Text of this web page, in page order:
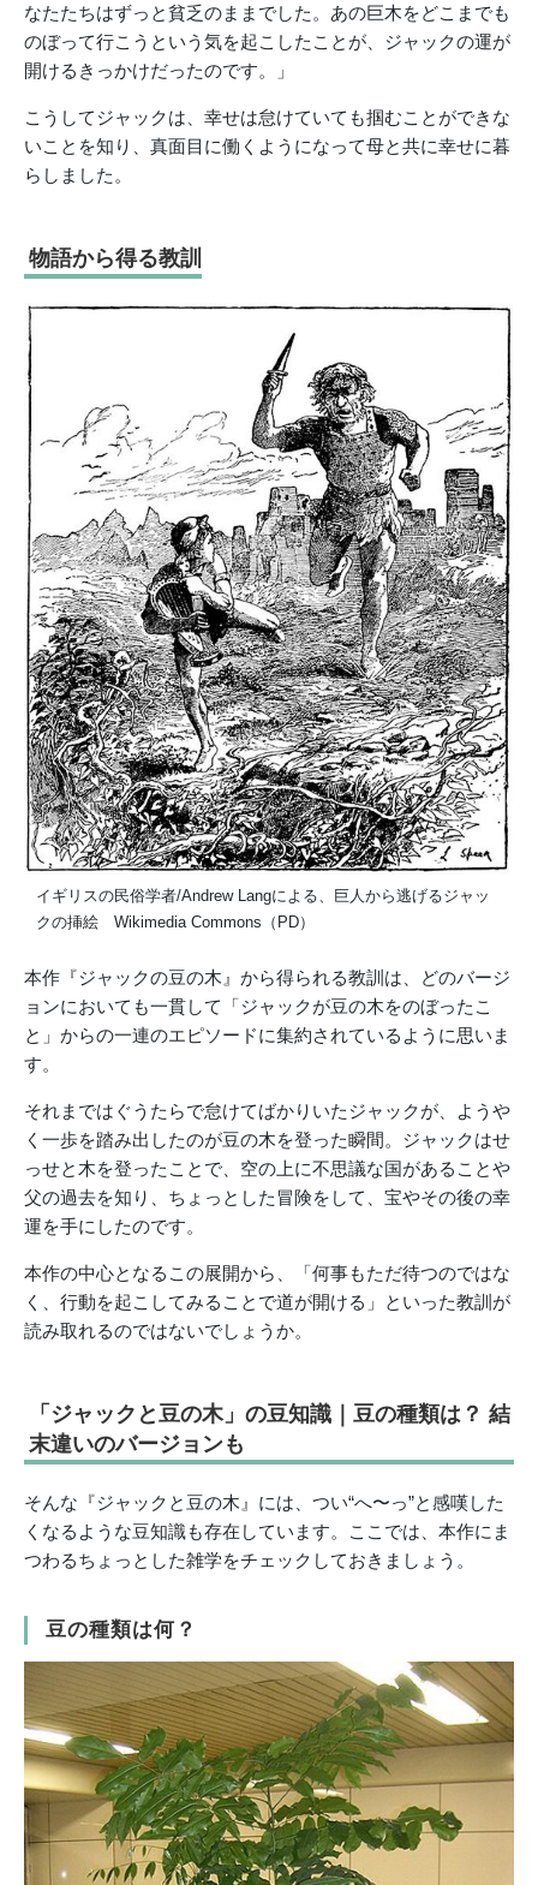
なたたちはずっと貧乏のままでした。あの巨木をどこまでも
のぼって行こうという気を起こしたことが、ジャックの運が
開けるきっかけだったのです。」
こうしてジャックは、幸せは怠けていても掴むことができな
いことを知り、真面目に働くようになって母と共に幸せに暮
らしました。
物語から得る教訓
イギリスの民俗学者/Andrew Langによる、巨人から逃げるジャッ
クの挿絵 Wikimedia Commons（PD）
本作『ジャックの豆の木』から得られる教訓は、どのバージ
ョンにおいても一貫して「ジャックが豆の木をのぼったこ
と」からの一連のエピソードに集約されているように思いま
す。
それまではぐうたらで怠けてばかりいたジャックが、ようや
く一歩を踏み出したのが豆の木を登った瞬間。ジャックはせ
っせと木を登ったことで、空の上に不思議な国があることや
父の過去を知り、ちょっとした冒険をして、宝やその後の幸
運を手にしたのです。
本作の中心となるこの展開から、「何事もただ待つのではな
く、行動を起こしてみることで道が開ける」といった教訓が
読み取れるのではないでしょうか。
「ジャックと豆の木」の豆知識｜豆の種類は？ 結
末違いのバージョンも
そんな『ジャックと豆の木』には、つい“へ〜っ”と感嘆した
くなるような豆知識も存在しています。ここでは、本作にま
つわるちょっとした雑学をチェックしておきましょう。
豆の種類は何？